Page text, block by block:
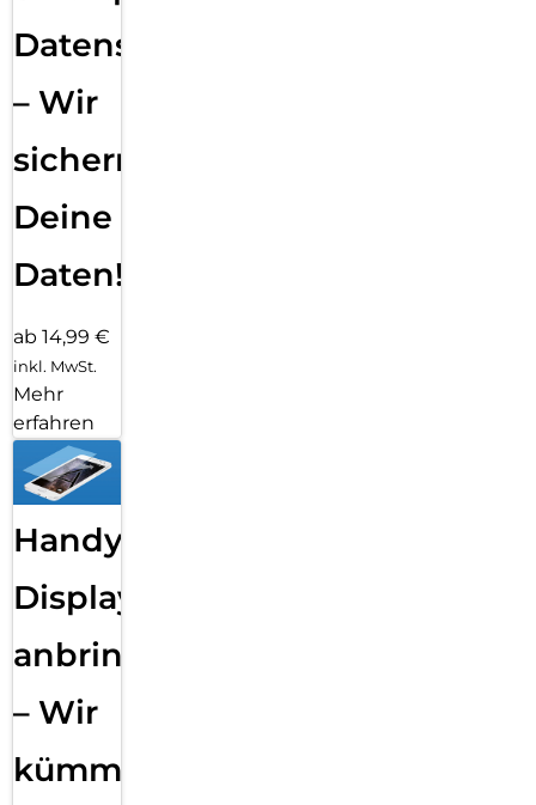
Datensicherung
– Wir
sichern
Deine
Daten!
ab 14,99 €
inkl. MwSt.
Mehr
erfahren
Handy
Displayfolie
anbringen
– Wir
kümmern